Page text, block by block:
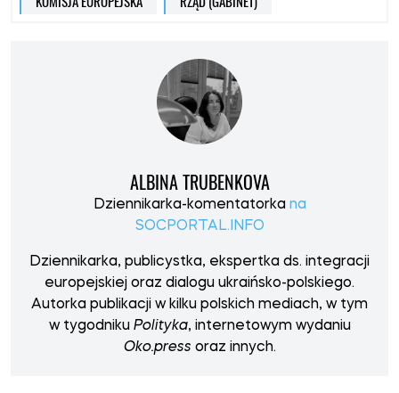
ALBINA TRUBENKOVA
Dziennikarka-komentatorka na
SOCPORTAL.INFO
Dziennikarka, publicystka, ekspertka ds. integracji
europejskiej oraz dialogu ukraińsko-polskiego.
Autorka publikacji w kilku polskich mediach, w tym
w tygodniku Polityka, internetowym wydaniu
Oko.press oraz innych.